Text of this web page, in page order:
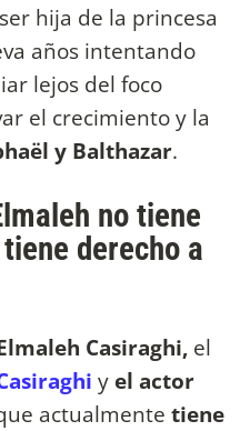
hija de la princesa
años intentando
lejos del foco
el crecimiento y la
y Balthazar.
no tiene
derecho a
Casiraghi, el
y el actor
actualmente tiene